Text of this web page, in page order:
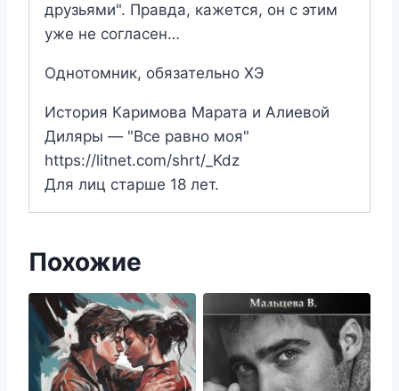
друзьями". Правда, кажется, он с этим
уже не согласен…
Однотомник, обязательно ХЭ
История Каримова Марата и Алиевой
Диляры — "Все равно моя"
https://litnet.com/shrt/_Kdz
Для лиц старше 18 лет.
Похожие